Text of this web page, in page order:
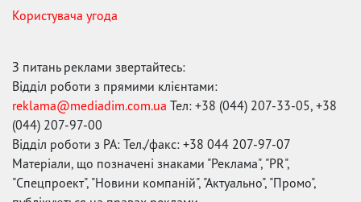
Користувача угода
З питань реклами звертайтесь:
Відділ роботи з прямими клієнтами:
reklama@mediadim.com.ua Тел: +38 (044) 207-33-05, +38
(044) 207-97-00
Відділ роботи з РА: Тел./факс: +38 044 207-97-07
Матеріали, що позначені знаками "Реклама", "PR",
"Спецпроект", "Новини компаній", "Актуально", "Промо",